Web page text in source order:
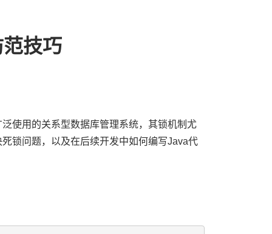
技巧
使用的关系型数据库管理系统，其锁机制尤
锁问题，以及在后续开发中如何编写Java代